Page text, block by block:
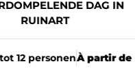
DAG IN
À partir de